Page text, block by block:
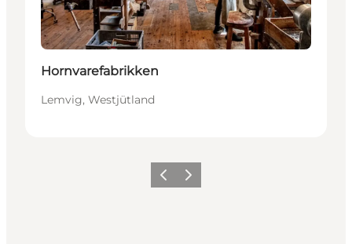
Hornvarefabrikken
Lemvig, Westjütland
ZurückWeiter